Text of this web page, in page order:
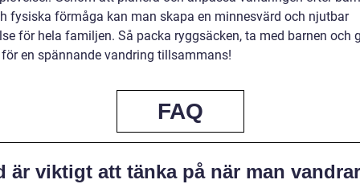
fysiska förmåga kan man skapa en minnesvärd och njutbar
för hela familjen. Så packa ryggsäcken, ta med barnen och
en spännande vandring tillsammans!
FAQ
är viktigt att tänka på när man vandrar